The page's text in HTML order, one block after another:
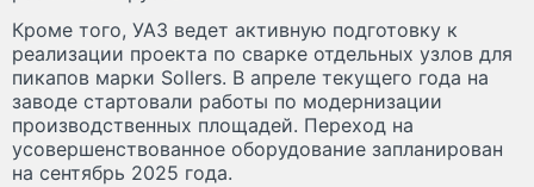
Кроме того, УАЗ ведет активную подготовку к
реализации проекта по сварке отдельных узлов для
пикапов марки Sollers. В апреле текущего года на
заводе стартовали работы по модернизации
производственных площадей. Переход на
усовершенствованное оборудование запланирован
на сентябрь 2025 года.